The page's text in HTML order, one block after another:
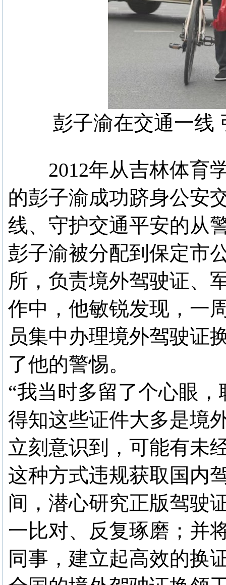
彭子渝在交通一线
2012年从吉林体育学
的彭子渝成功跻身公安
线、守护交通平安的从
彭子渝被分配到保定市
所，负责境外驾驶证、
作中，他敏锐发现，一
员集中办理境外驾驶证
了他的警惕。
“我当时多留了个心眼
得知这些证件大多是境
立刻意识到，可能有未
这种方式违规获取国内
间，潜心研究正版驾驶
一比对、反复琢磨；并
同事，建立起高效的换